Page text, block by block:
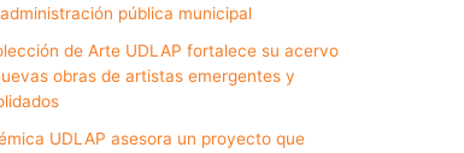
pública municipal
de Arte UDLAP fortalece su acervo
obras de artistas emergentes y
UDLAP asesora un proyecto que